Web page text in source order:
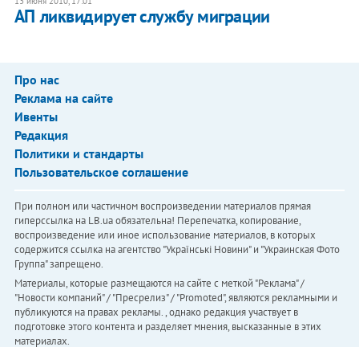
АП ликвидирует службу миграции
Про нас
Реклама на сайте
Ивенты
Редакция
Политики и стандарты
Пользовательское соглашение
При полном или частичном воспроизведении материалов прямая
гиперссылка на LB.ua обязательна! Перепечатка, копирование,
воспроизведение или иное использование материалов, в которых
содержится ссылка на агентство "Українськi Новини" и "Украинская Фото
Группа" запрещено.
Материалы, которые размещаются на сайте с меткой "Реклама" /
"Новости компаний" / "Пресрелиз" / "Promoted", являются рекламными и
публикуются на правах рекламы. , однако редакция участвует в
подготовке этого контента и разделяет мнения, высказанные в этих
материалах.